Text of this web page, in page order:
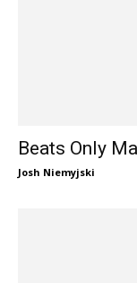
Beats Only
Josh Niemyjski